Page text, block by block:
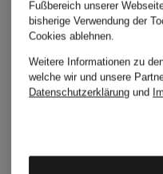
OF
CHF
Fußbereich unserer
bisherige Verwendung der
Cookies ablehnen.
Weitere Informationen zu
welche wir und unsere
Datenschutzerklärung und